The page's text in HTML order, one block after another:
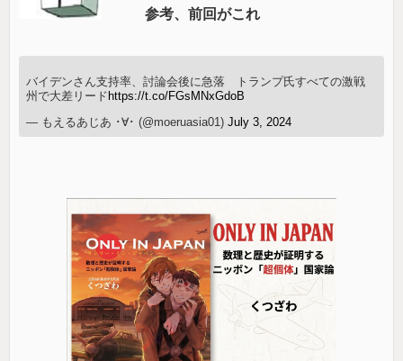
参考、前回がこれ
バイデンさん支持率、討論会後に急落 トランプ氏すべての激戦
州で大差リード https://t.co/FGsMNxGdoB
— もえるあじあ ･∀･ (@moeruasia01)July 3, 2024